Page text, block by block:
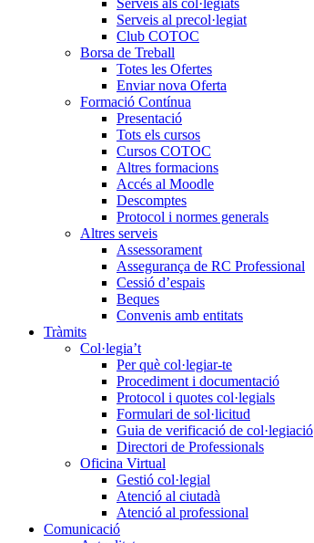
Serveis als col·legiats
Serveis al precol·legiat
Club COTOC
Borsa de Treball
Totes les Ofertes
Enviar nova Oferta
Formació Contínua
Presentació
Tots els cursos
Cursos COTOC
Altres formacions
Accés al Moodle
Descomptes
Protocol i normes generals
Altres serveis
Assessorament
Assegurança de RC Professional
Cessió d’espais
Beques
Convenis amb entitats
Tràmits
Col·legia’t
Per què col·legiar-te
Procediment i documentació
Protocol i quotes col·legials
Formulari de sol·licitud
Guia de verificació de col·legiació
Directori de Professionals
Oficina Virtual
Gestió col·legial
Atenció al ciutadà
Atenció al professional
Comunicació